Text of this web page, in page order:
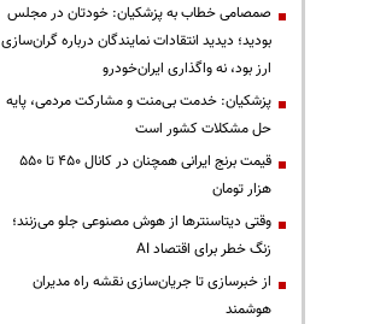
صمصامی خطاب به پزشکیان: خودتان در مجلس
بودید؛ دیدید انتقادات نمایندگان درباره گران‌سازی
ارز بود، نه واگذاری ایران‌خودرو
پزشکیان: خدمت بی‌منت و مشارکت مردمی، پایه
حل مشکلات کشور است
قیمت‌ برنج ایرانی همچنان در کانال ۴۵۰ تا ۵۵۰
هزار تومان
وقتی دیتاسنترها از هوش مصنوعی جلو می‌زنند؛
زنگ خطر برای اقتصاد AI
از خبرسازی تا جریان‌سازی نقشه راه مدیران
هوشمند